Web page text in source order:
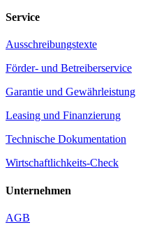
Service
Ausschreibungstexte
Förder- und Betreiberservice
Garantie und Gewährleistung
Leasing und Finanzierung
Technische Dokumentation
Wirtschaftlichkeits-Check
Unternehmen
AGB